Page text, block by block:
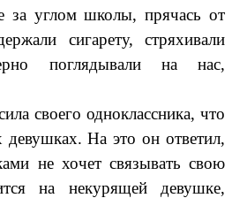
за углом школы, прячась от
сигарету, стряхивали
поглядывали на нас,
своего одноклассника, что
На это он ответил,
не хочет связывать свою
на некурящей девушке,